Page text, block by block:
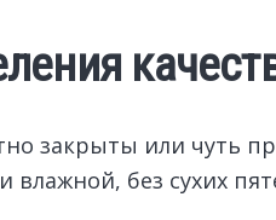
закрыты или чуть
влажной, без сухих